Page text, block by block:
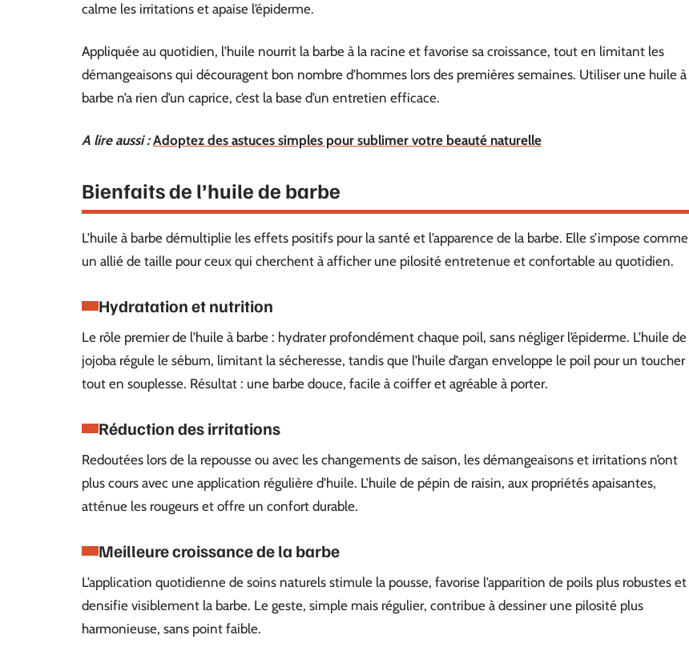
calme les irritations et apaise l’épiderme.
Appliquée au quotidien, l’huile nourrit la barbe à la racine et favorise sa croissance, tout en limitant les
démangeaisons qui découragent bon nombre d’hommes lors des premières semaines. Utiliser une huile à
barbe n’a rien d’un caprice, c’est la base d’un entretien efficace.
A lire aussi : Adoptez des astuces simples pour sublimer votre beauté naturelle
Bienfaits de l’huile de barbe
L’huile à barbe démultiplie les effets positifs pour la santé et l’apparence de la barbe. Elle s’impose comme
un allié de taille pour ceux qui cherchent à afficher une pilosité entretenue et confortable au quotidien.
Hydratation et nutrition
Le rôle premier de l’huile à barbe : hydrater profondément chaque poil, sans négliger l’épiderme. L’huile de
jojoba régule le sébum, limitant la sécheresse, tandis que l’huile d’argan enveloppe le poil pour un toucher
tout en souplesse. Résultat : une barbe douce, facile à coiffer et agréable à porter.
Réduction des irritations
Redoutées lors de la repousse ou avec les changements de saison, les démangeaisons et irritations n’ont
plus cours avec une application régulière d’huile. L’huile de pépin de raisin, aux propriétés apaisantes,
atténue les rougeurs et offre un confort durable.
Meilleure croissance de la barbe
L’application quotidienne de soins naturels stimule la pousse, favorise l’apparition de poils plus robustes et
densifie visiblement la barbe. Le geste, simple mais régulier, contribue à dessiner une pilosité plus
harmonieuse, sans point faible.